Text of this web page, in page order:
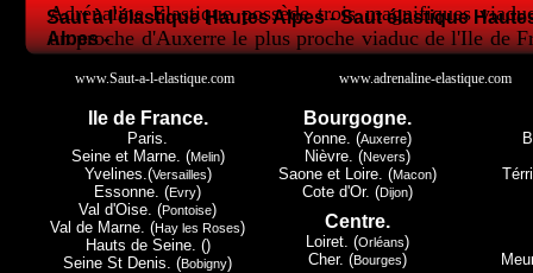
Saut à l'élastique Hautes Alpes - Saut élastique
Alpes -
Ile de France.
Paris.
Seine et Marne. (Melin)
Yvelines.(Versailles)
Essonne. (Evry)
Val d'Oise. (Pontoise)
Val de Marne. (Hay les Roses)
Hauts de Seine. ()
Seine St Denis. (Bobigny)
Bourgogne.
Yonne. (Auxerre)
Nièvre. (Nevers)
Saone et Loire. (Macon)
Cote d'Or. (Dijon)
Centre.
Loiret. (Orléans)
Cher. (Bourges)
Adrénaline Elastique possède trois magnifiques
un proche d'Auxerre le plus proche viaduc de l'Ile de
la Lorraine et le petit dernier en Champagne Ardenne.
Tous les trois ont leur spécificité, Druyes les Belles
de Paris, Exermont lui dans les Ardennes c'est la
Luxembourg, mais c'est à Claudon et seulement à
Must du Must le touché d'eau.
Nous espérons vous avoir donné envie de regarder
donc peut-être pour un avenir proche, vous avoir
www.Saut-a-l-elastique.com www.adrenaline-elastique.com